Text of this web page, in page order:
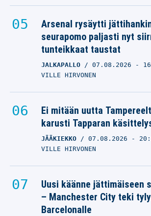
Arsenal rysäytti
seurapomo paljasti nyt
tunteikkaat taustat
JALKAPALLO 07.08.2026 -
VILLE HIRVONEN
Ei mitään uutta
karusti Tapparan
JÄÄKIEKKO 07.08.2026 -
VILLE HIRVONEN
Uusi käänne jättimäiseen
– Manchester City teki
Barcelonalle